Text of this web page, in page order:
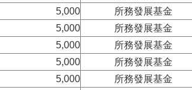
5,000
所務發展基金
5,000
所務發展基金
5,000
所務發展基金
5,000
所務發展基金
5,000 所務發展基金